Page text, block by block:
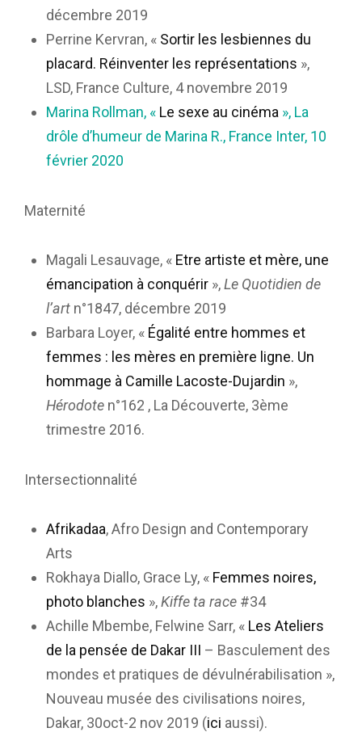
décembre 2019
Perrine Kervran, « Sortir les lesbiennes du
placard. Réinventer les représentations »,
LSD, France Culture, 4 novembre 2019
Marina Rollman, « Le sexe au cinéma », La
drôle d’humeur de Marina R., France Inter, 10
février 2020
Maternité
Magali Lesauvage, « Etre artiste et mère, une
émancipation à conquérir »,Le Quotidien de
l’art n°1847, décembre 2019
Barbara Loyer, « Égalité entre hommes et
femmes : les mères en première ligne. Un
hommage à Camille Lacoste-Dujardin »,
Hérodote n°162 , La Découverte, 3ème
trimestre 2016.
Intersectionnalité
Afrikadaa, Afro Design and Contemporary
Arts
Rokhaya Diallo, Grace Ly, « Femmes noires,
photo blanches »,Kiffe ta race #34
Achille Mbembe, Felwine Sarr, « Les Ateliers
de la pensée de Dakar III – Basculement des
mondes et pratiques de dévulnérabilisation »,
Nouveau musée des civilisations noires,
Dakar, 30oct-2 nov 2019 (ici aussi).